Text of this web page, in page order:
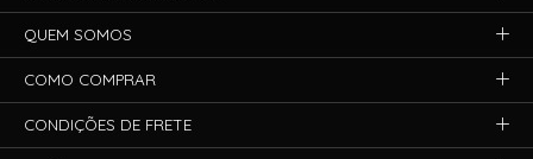
QUEM SOMOS
COMO COMPRAR
CONDIÇÕES DE FRETE